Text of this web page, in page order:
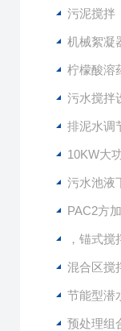
污泥搅拌
机械絮凝
柠檬酸溶
污水搅拌
排泥水调
10KW大功
污水池液
PAC2方
，锚式搅
混合区搅
节能型潜
预处理组